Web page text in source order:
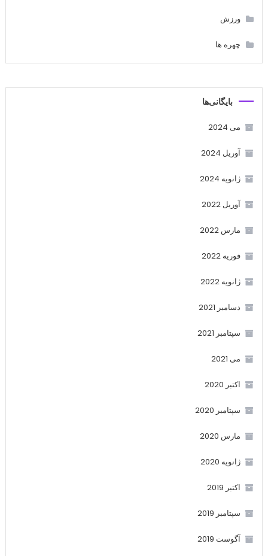
ورزش
چهره ها
بایگانی‌ها
می 2024
آوریل 2024
ژانویه 2024
آوریل 2022
مارس 2022
فوریه 2022
ژانویه 2022
دسامبر 2021
سپتامبر 2021
می 2021
اکتبر 2020
سپتامبر 2020
مارس 2020
ژانویه 2020
اکتبر 2019
سپتامبر 2019
آگوست 2019